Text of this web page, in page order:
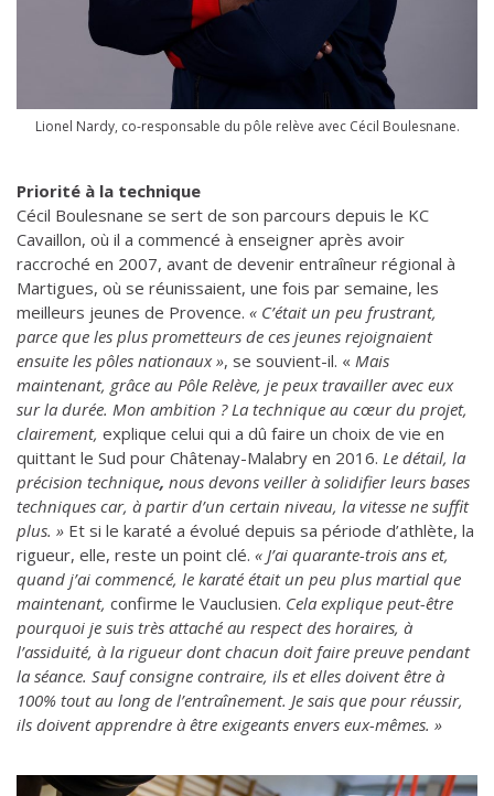
Lionel Nardy, co-responsable du pôle relève avec Cécil Boulesnane.
Priorité à la technique
Cécil Boulesnane se sert de son parcours depuis le KC
Cavaillon, où il a commencé à enseigner après avoir
raccroché en 2007, avant de devenir entraîneur régional à
Martigues, où se réunissaient, une fois par semaine, les
meilleurs jeunes de Provence. « C’était un peu frustrant,
parce que les plus prometteurs de ces jeunes rejoignaient
ensuite les pôles nationaux », se souvient-il. « Mais
maintenant, grâce au Pôle Relève, je peux travailler avec eux
sur la durée. Mon ambition ? La technique au cœur du projet,
clairement, explique celui qui a dû faire un choix de vie en
quittant le Sud pour Châtenay-Malabry en 2016. Le détail, la
précision technique, nous devons veiller à solidifier leurs bases
techniques car, à partir d’un certain niveau, la vitesse ne suffit
plus. » Et si le karaté a évolué depuis sa période d’athlète, la
rigueur, elle, reste un point clé. « J’ai quarante-trois ans et,
quand j’ai commencé, le karaté était un peu plus martial que
maintenant, confirme le Vauclusien. Cela explique peut-être
pourquoi je suis très attaché au respect des horaires, à
l’assiduité, à la rigueur dont chacun doit faire preuve pendant
la séance. Sauf consigne contraire, ils et elles doivent être à
100% tout au long de l’entraînement. Je sais que pour réussir,
ils doivent apprendre à être exigeants envers eux-mêmes. »